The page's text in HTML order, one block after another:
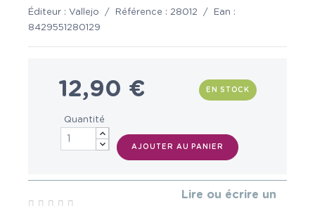
Éditeur : Vallejo / Référence : 28012 /
Ean :
8429551280129
12,90 € EN STOCK
Quantité
AJOUTER AU PANIER
Lire ou écrire un